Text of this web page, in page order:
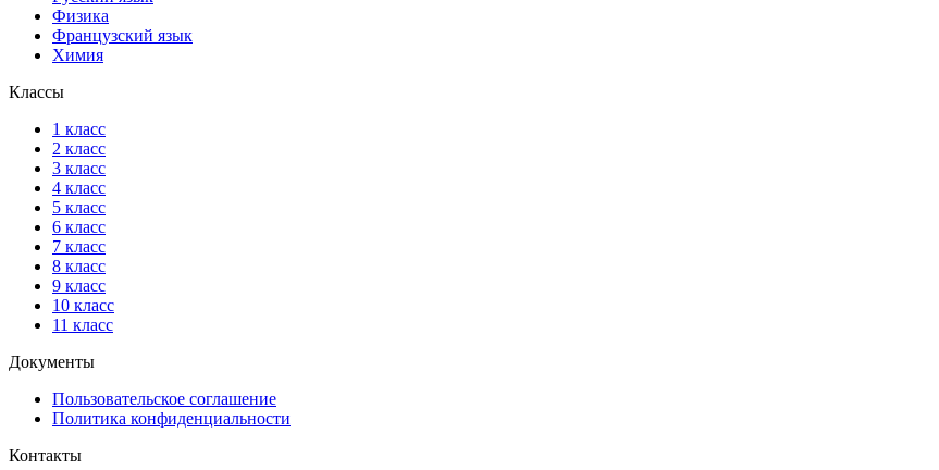
Физика
Французский язык
Химия
Классы
1 класс
2 класс
3 класс
4 класс
5 класс
6 класс
7 класс
8 класс
9 класс
10 класс
11 класс
Документы
Пользовательское соглашение
Политика конфиденциальности
Контакты